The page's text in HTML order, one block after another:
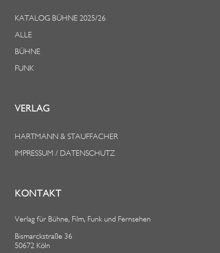
KATALOG BÜHNE 2025/26
ALLE
BÜHNE
FUNK
VERLAG
HARTMANN & STAUFFACHER
IMPRESSUM / DATENSCHUTZ
KONTAKT
Verlag für Bühne, Film, Funk und Fernsehen
Bismarckstraße 36
50672 Köln